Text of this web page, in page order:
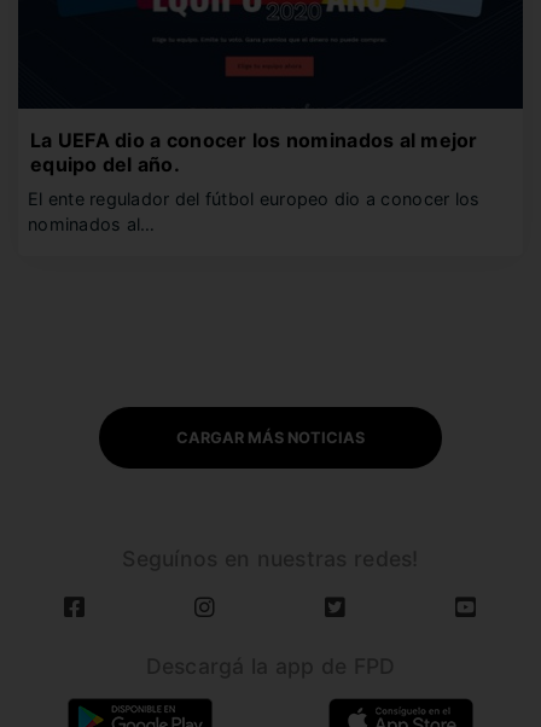
La UEFA dio a conocer los nominados al mejor
equipo del año.
El ente regulador del fútbol europeo dio a conocer los
nominados al…
CARGAR MÁS NOTICIAS